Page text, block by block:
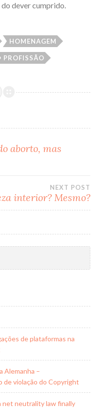
do dever cumprido.
HOMENAGEM
PROFISSÃO
aborto, mas
NEXT POST
interior? Mesmo?
de plataformas na
Alemanha –
de violação do Copyright
net neutrality law finally